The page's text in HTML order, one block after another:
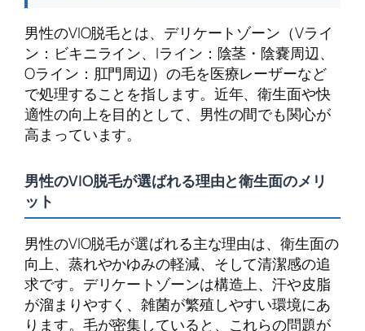
男性のVIO脱毛とは、デリケートゾーン（Vライ
ン：ビキニライン、Iライン：陰茎・陰嚢周辺、
Oライン：肛門周辺）の毛を医療レーザーなど
で処理することを指します。近年、衛生面や快
適性の向上を目的として、男性の間でも関心が
高まっています。
男性のVIO脱毛が選ばれる理由と衛生面のメリ
ット
男性のVIO脱毛が選ばれる主な理由は、衛生面の
向上、蒸れやかゆみの軽減、そして清潔感の追
求です。デリケートゾーンは構造上、汗や皮脂
が溜まりやすく、雑菌が繁殖しやすい環境にあ
ります。毛が密集していると、これらの問題が